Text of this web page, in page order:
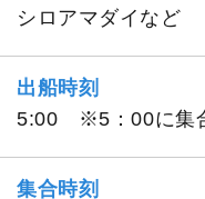
シロアマダイなど
出船時刻
5:00 ※5：00に集合
集合時刻